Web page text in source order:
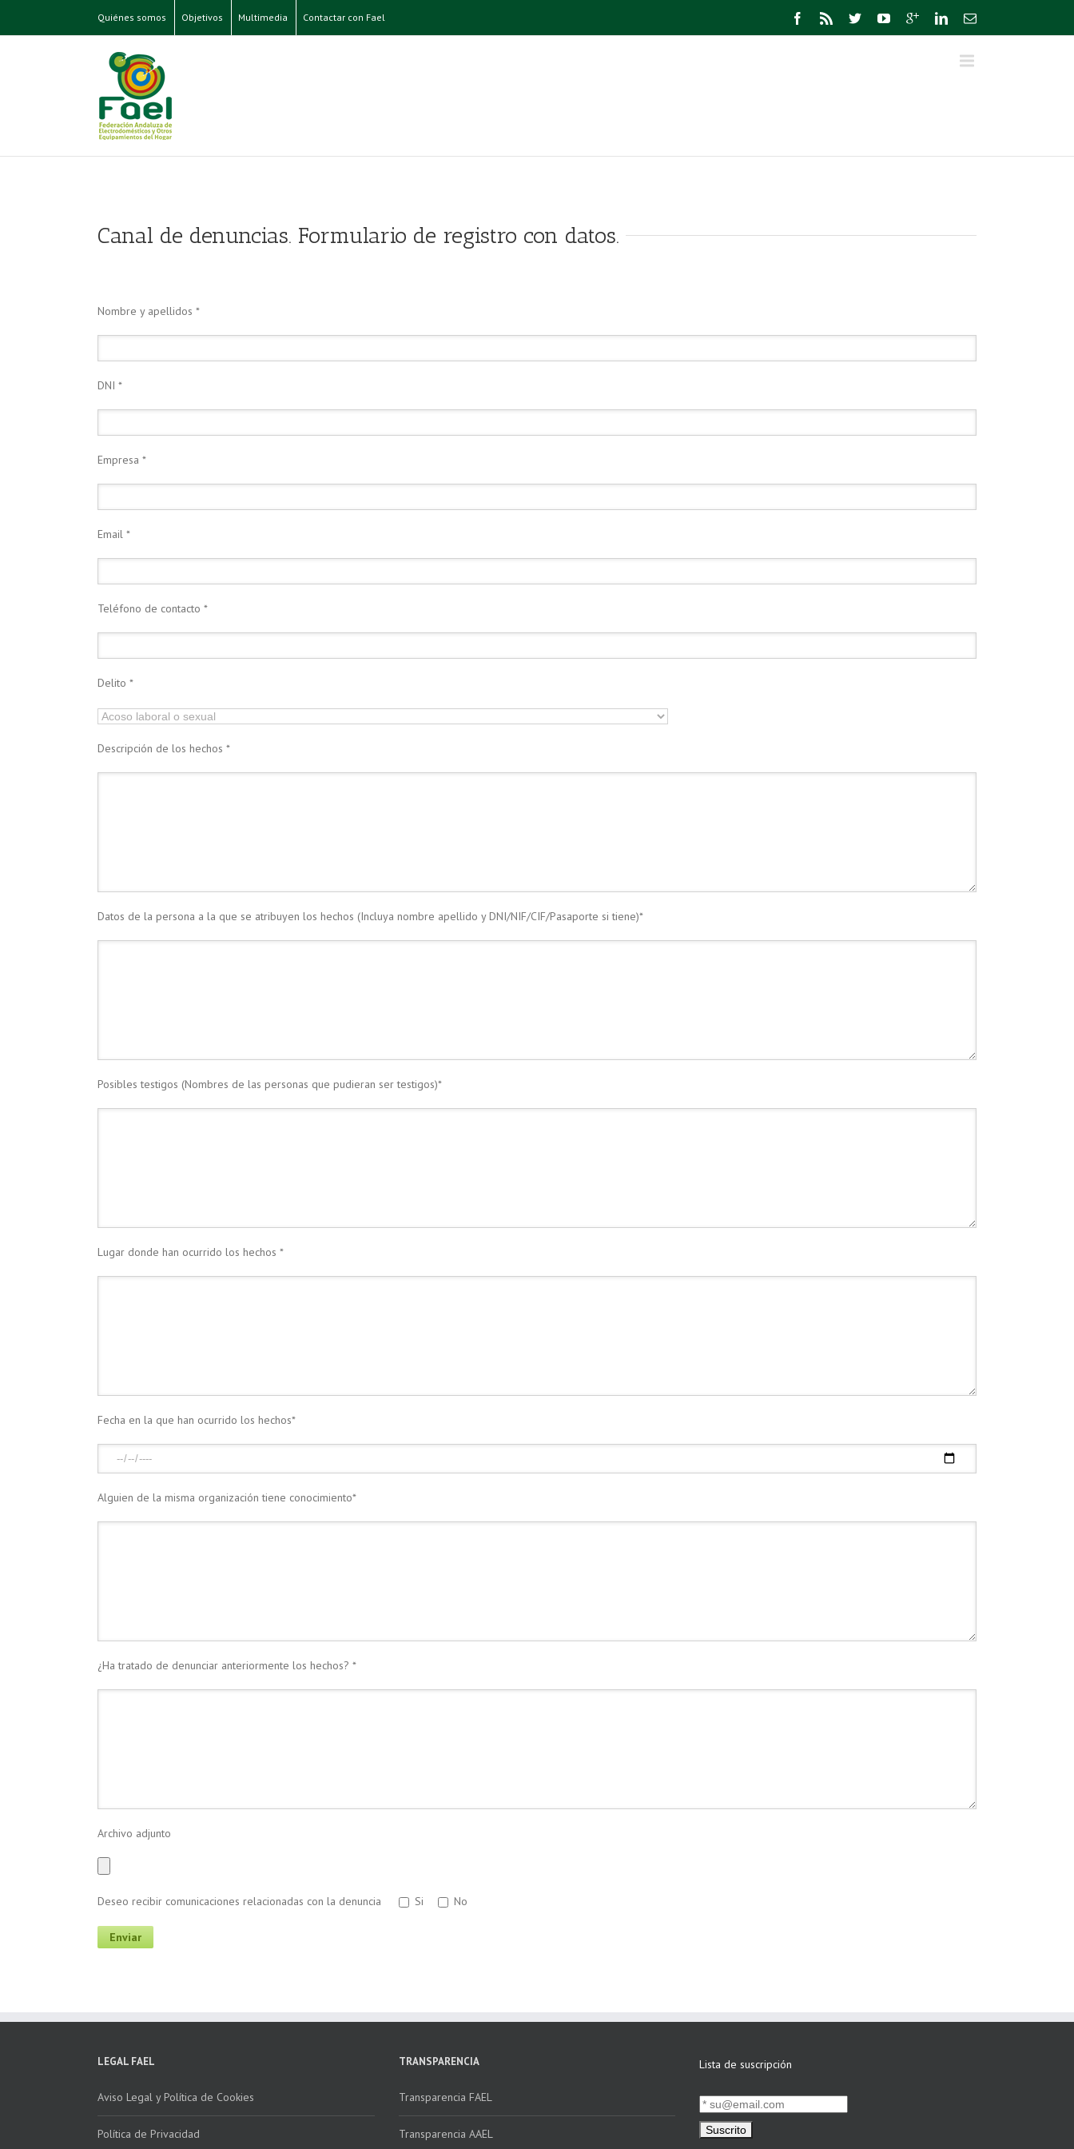
Quiénes somos Objetivos Multimedia Contactar con Fael
Canal de denuncias. Formulario de registro con datos.
Nombre y apellidos *
DNI *
Empresa *
Email *
Teléfono de contacto *
Delito *
Descripción de los hechos *
Datos de la persona a la que se atribuyen los hechos (Incluya nombre apellido y DNI/NIF/CIF/Pasaporte si tiene)*
Posibles testigos (Nombres de las personas que pudieran ser testigos)*
Lugar donde han ocurrido los hechos *
Fecha en la que han ocurrido los hechos*
Alguien de la misma organización tiene conocimiento*
¿Ha tratado de denunciar anteriormente los hechos? *
Archivo adjunto
Deseo recibir comunicaciones relacionadas con la denuncia Si No
LEGAL FAEL
Aviso Legal y Política de Cookies
Política de Privacidad
TRANSPARENCIA
Transparencia FAEL
Transparencia AAEL
Lista de suscripción